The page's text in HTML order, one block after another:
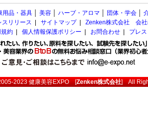
用品・器具 美容 ハーブ・アロマ 団体・学会
スリリース サイトマップ| Zenken株式会社 会社
約 個人情報保護ポリシー お問合わせ プレ
2023健康美容EXPO[Zenken株式会社] All